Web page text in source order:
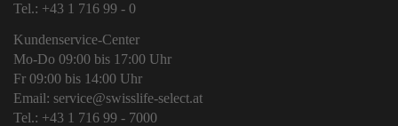
Tel.: +43 1 716 99 - 0
Kundenservice-Center
Mo-Do 09:00 bis 17:00 Uhr
Fr 09:00 bis 14:00 Uhr
Email: service@swisslife-select.at
Tel.: +43 1 716 99 - 7000